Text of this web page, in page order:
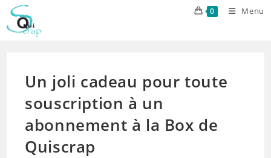
Skip
content
0 Menu
Un joli cadeau pour toute
souscription à un
abonnement à la Box de
Quiscrap